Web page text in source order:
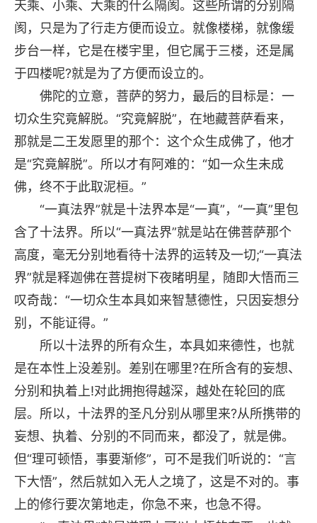
天乘、小乘、大乘的什么隔阂。这些所谓的分别隔
阂，只是为了行走方便而设立。就像楼梯，就像缓
步台一样，它是在楼宇里，但它属于三楼，还是属
于四楼呢?就是为了方便而设立的。
佛陀的立意，菩萨的努力，最后的目标是：一
切众生究竟解脱。“究竟解脱”，在地藏菩萨看来，
那就是二王发愿里的那个：这个众生成佛了，他才
是“究竟解脱”。所以才有阿难的：“如一众生未成
佛，终不于此取泥桓。”
“一真法界”就是十法界本是“一真”，“一真”里包
含了十法界。所以“一真法界”就是站在佛菩萨那个
高度，毫无分别地看待十法界的运转及一切;“一真法
界”就是释迦佛在菩提树下夜睹明星，随即大悟而三
叹奇哉：“一切众生本具如来智慧德性，只因妄想分
别，不能证得。”
所以十法界的所有众生，本具如来德性，也就
是在本性上没差别。差别在哪里?在所含有的妄想、
分别和执着上!对此拥抱得越深，越处在轮回的底
层。所以，十法界的圣凡分别从哪里来?从所携带的
妄想、执着、分别的不同而来，都没了，就是佛。
但“理可顿悟，事要渐修”，可不是我们听说的：“言
下大悟”，然后就如入无人之境了，这是不对的。事
上的修行要次第地走，你急不来，也急不得。